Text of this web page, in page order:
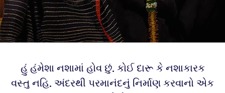
હું હંમેશા નશામાં હોવ છું. કોઈ દારૂ કે નશાકારક
વસ્તુ નહિ. અંદરથી પરમાનંદનું નિર્માણ કરવાનો એક